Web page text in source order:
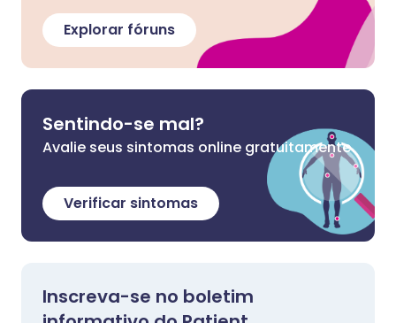
Explorar fóruns
Sentindo-se mal?
Avalie seus sintomas online gratuitamente
Verificar sintomas
Inscreva-se no boletim